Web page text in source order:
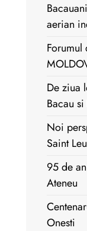
aerian
Forumul
De ziua
Bacau
Noi
Saint
95 de
Ateneu
Onesti